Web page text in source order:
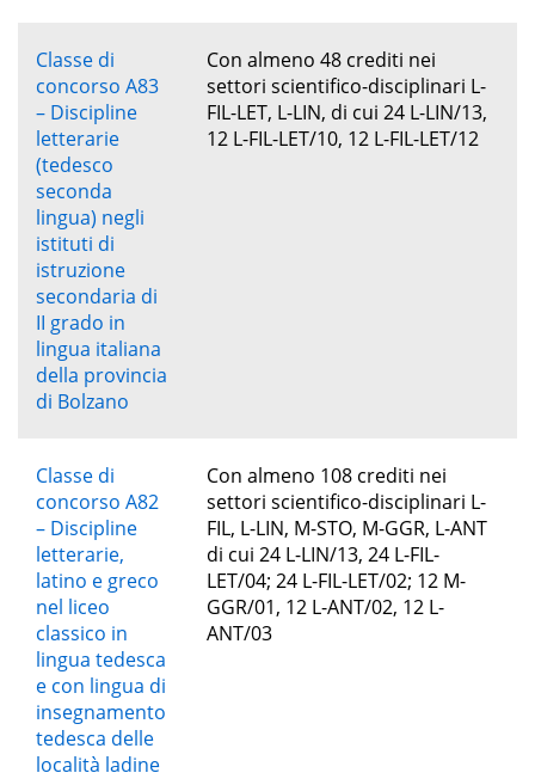
Classe di
concorso A83
– Discipline
letterarie
(tedesco
seconda
lingua) negli
istituti di
istruzione
secondaria di
II grado in
lingua italiana
della provincia
di Bolzano
Con almeno 48 crediti nei
settori scientifico-disciplinari L-
FIL-LET, L-LIN, di cui 24 L-LIN/13,
12 L-FIL-LET/10, 12 L-FIL-LET/12
Classe di
concorso A82
– Discipline
letterarie,
latino e greco
nel liceo
classico in
lingua tedesca
e con lingua di
insegnamento
tedesca delle
località ladine
Con almeno 108 crediti nei
settori scientifico-disciplinari L-
FIL, L-LIN, M-STO, M-GGR, L-ANT
di cui 24 L-LIN/13, 24 L-FIL-
LET/04; 24 L-FIL-LET/02; 12 M-
GGR/01, 12 L-ANT/02, 12 L-
ANT/03